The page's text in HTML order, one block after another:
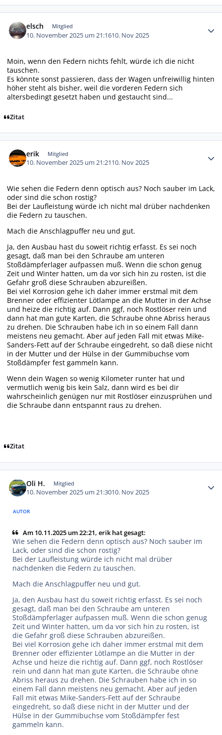
elsch Mitglied
10. November 2025 um 21:1610. Nov 2025
Moin, wenn den Federn nichts fehlt, würde ich die nicht
tauschen.
Es könnte sonst passieren, dass der Wagen unfreiwillig hinten
höher steht als bisher, weil die vorderen Federn sich
altersbedingt gesetzt haben und gestaucht sind...
Zitat
erik Mitglied
10. November 2025 um 21:2110. Nov 2025
Wie sehen die Federn denn optisch aus? Noch sauber im Lack,
oder sind die schon rostig?
Bei der Laufleistung würde ich nicht mal drüber nachdenken
die Federn zu tauschen.
Mach die Anschlagpuffer neu und gut.
Ja, den Ausbau hast du soweit richtig erfasst. Es sei noch
gesagt, daß man bei den Schraube am unteren
Stoßdämpferlager aufpassen muß. Wenn die schon genug
Zeit und Winter hatten, um da vor sich hin zu rosten, ist die
Gefahr groß diese Schrauben abzureißen.
Bei viel Korrosion gehe ich daher immer erstmal mit dem
Brenner oder effizienter Lötlampe an die Mutter in der Achse
und heize die richtig auf. Dann ggf, noch Rostlöser rein und
dann hat man gute Karten, die Schraube ohne Abriss heraus
zu drehen. Die Schrauben habe ich in so einem Fall dann
meistens neu gemacht. Aber auf jeden Fall mit etwas Mike-
Sanders-Fett auf der Schraube eingedreht, so daß diese nicht
in der Mutter und der Hülse in der Gummibuchse vom
Stoßdämpfer fest gammeln kann.
Wenn dein Wagen so wenig Kilometer runter hat und
vermutlich wenig bis kein Salz, dann wird es bei dir
wahrscheinlich genügen nur mit Rostlöser einzusprühen und
die Schraube dann entspannt raus zu drehen.
Zitat
Oli H. Mitglied
10. November 2025 um 21:3010. Nov 2025
AUTOR
Am 10.11.2025 um 22:21, erik hat gesagt:
Wie sehen die Federn denn optisch aus? Noch sauber im
Lack, oder sind die schon rostig?
Bei der Laufleistung würde ich nicht mal drüber
nachdenken die Federn zu tauschen.
Mach die Anschlagpuffer neu und gut.
Ja, den Ausbau hast du soweit richtig erfasst. Es sei noch
gesagt, daß man bei den Schraube am unteren
Stoßdämpferlager aufpassen muß. Wenn die schon genug
Zeit und Winter hatten, um da vor sich hin zu rosten, ist
die Gefahr groß diese Schrauben abzureißen.
Bei viel Korrosion gehe ich daher immer erstmal mit dem
Brenner oder effizienter Lötlampe an die Mutter in der
Achse und heize die richtig auf. Dann ggf, noch Rostlöser
rein und dann hat man gute Karten, die Schraube ohne
Abriss heraus zu drehen. Die Schrauben habe ich in so
einem Fall dann meistens neu gemacht. Aber auf jeden
Fall mit etwas Mike-Sanders-Fett auf der Schraube
eingedreht, so daß diese nicht in der Mutter und der
Hülse in der Gummibuchse vom Stoßdämpfer fest
gammeln kann.